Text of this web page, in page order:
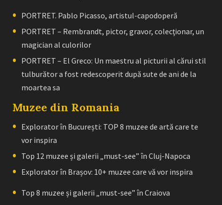
PORTRET. Pablo Picasso, artistul-capodoperă
PORTRET – Rembrandt, pictor, gravor, colecţionar, un
magician al culorilor
PORTRET – El Greco: Un maestru al picturii al cărui stil
tulburător a fost redescoperit după sute de ani de la
moartea sa
Muzee din Romania
Explorator în București: TOP 8 muzee de artă care te
vor inspira
Top 12 muzee și galerii „must-see” în Cluj-Napoca
Explorator în Brașov: 10+ muzee care vă vor inspira
Top 8 muzee și galerii „must-see” în Craiova